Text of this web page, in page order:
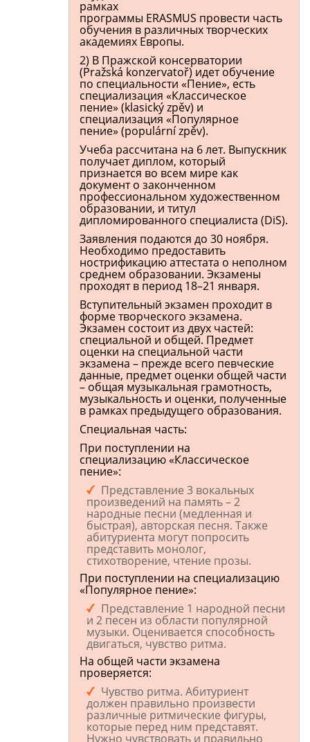
рамках
программы ERASMUS провести часть
обучения в различных творческих
академиях Европы.
2) В Пражской консерватории
(Pražská konzervatoř) идет обучение
по специальности «Пение», есть
специализация «Классическое
пение» (klasický zpěv) и
специализация «Популярное
пение» (populární zpěv).
Учеба рассчитана на 6 лет. Выпускник
получает диплом, который
признается во всем мире как
документ о законченном
профессиональном художественном
образовании, и титул
дипломированного специалиста (DiS).
Заявления подаются до 30 ноября.
Необходимо предоставить
нострификацию аттестата о неполном
среднем образовании. Экзамены
проходят в период 18–21 января.
Вступительный экзамен проходит в
форме творческого экзамена.
Экзамен состоит из двух частей:
специальной и общей. Предмет
оценки на специальной части
экзамена – прежде всего певческие
данные, предмет оценки общей части
– общая музыкальная грамотность,
музыкальность и оценки, полученные
в рамках предыдущего образования.
Специальная часть:
При поступлении на
специализацию «Классическое
пение»:
Представление 3 вокальных
произведений на память – 2
народные песни (медленная и
быстрая), авторская песня. Также
абитуриента могут попросить
представить монолог,
стихотворение, чтение прозы.
При поступлении на специализацию
«Популярное пение»:
Представление 1 народной песни
и 2 песен из области популярной
музыки. Оценивается способность
двигаться, чувство ритма.
На общей части экзамена
проверяется:
Чувство ритма. Абитуриент
должен правильно произвести
различные ритмические фигуры,
которые перед ним представят.
Нужно чувствовать и правильно